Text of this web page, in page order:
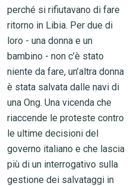
perché si rifiutavano di fare
ritorno in Libia. Per due di
loro - una donna e un
bambino - non c’è stato
niente da fare, un’altra donna
è stata salvata dalle navi di
una Ong. Una vicenda che
riaccende le proteste contro
le ultime decisioni del
governo italiano e che lascia
più di un interrogativo sulla
gestione dei salvataggi in